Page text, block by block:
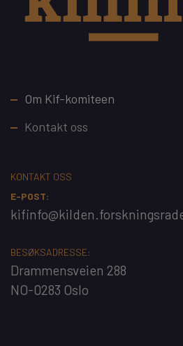
Footer
Om Kif-komiteen
Kontakt oss
KONTAKT OSS
E-POST:
BESØKSADRESSE:
Drammensveien 288
NO-0283 Oslo